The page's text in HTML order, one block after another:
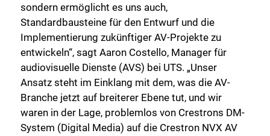
sondern ermöglicht es uns auch,
Standardbausteine für den Entwurf und die
Implementierung zukünftiger AV-Projekte zu
entwickeln“, sagt Aaron Costello, Manager für
audiovisuelle Dienste (AVS) bei UTS. „Unser
Ansatz steht im Einklang mit dem, was die AV-
Branche jetzt auf breiterer Ebene tut, und wir
waren in der Lage, problemlos von Crestrons DM-
System (Digital Media) auf die Crestron NVX AV